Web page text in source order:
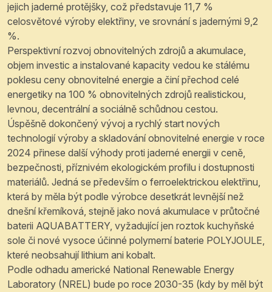
jejich jaderné protějšky, což představuje 11,7 %
celosvětové výroby elektřiny, ve srovnání s jadernými 9,2
%.
Perspektivní rozvoj obnovitelných zdrojů a akumulace,
objem investic a instalované kapacity vedou ke stálému
poklesu ceny obnovitelné energie a činí přechod celé
energetiky na 100 % obnovitelných zdrojů realistickou,
levnou, decentrální a sociálně schůdnou cestou.
Úspěšně dokončený vývoj a rychlý start nových
technologií výroby a skladování obnovitelné energie v roce
2024 přinese další výhody proti jaderné energii v ceně,
bezpečnosti, příznivém ekologickém profilu i dostupnosti
materiálů. Jedná se především o ferroelektrickou elektřinu,
která by měla být podle výrobce desetkrát levnější než
dnešní křemíková, stejně jako nová akumulace v průtočné
baterii AQUABATTERY, vyžadující jen roztok kuchyňské
sole či nové vysoce účinné polymerní baterie POLYJOULE,
které neobsahují lithium ani kobalt.
Podle odhadu americké National Renewable Energy
Laboratory (NREL) bude po roce 2030-35 (kdy by měl být